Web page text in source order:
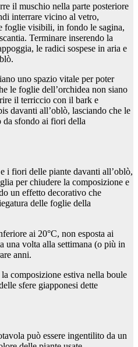
il muschio nella parte posteriore
interrare vicino al vetro,
foglie visibili, in fondo le sagina,
Terminare inserendo la
le radici sospese in aria e
uno spazio vitale per poter
le foglie dell’orchidea non siano
il terriccio con il bark e
davanti all’oblò, lasciando che le
da sfondo ai fiori della
i fiori delle piante davanti all’oblò,
per chiudere la composizione e
un effetto decorativo che
delle foglie della
ai 20°C, non esposta ai
una volta alla settimana (o più in
anni.
composizione estiva nella boule
sfere giapponesi dette
può essere ingentilito da un